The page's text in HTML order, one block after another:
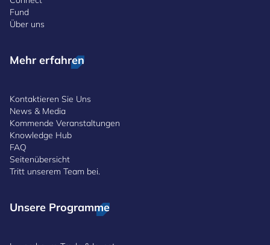
Fund
Über uns
Mehr erfahren
Kontaktieren Sie Uns
News & Media
Kommende Veranstaltungen
Knowledge Hub
FAQ
Seitenübersicht
Tritt unserem Team bei.
Unsere Programme